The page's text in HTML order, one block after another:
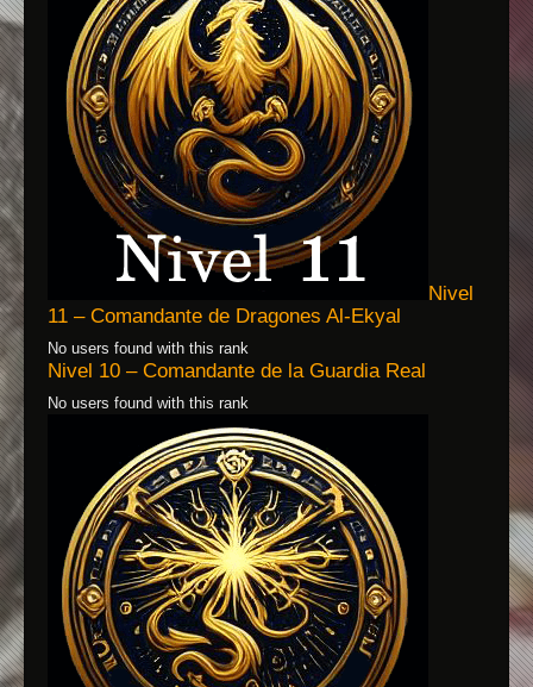
Nivel
11 – Comandante de Dragones Al-Ekyal
No users found with this rank
Nivel 10 – Comandante de la Guardia Real
No users found with this rank